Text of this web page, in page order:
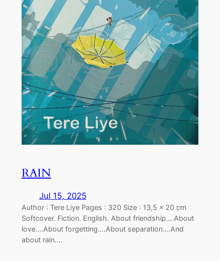
RAIN
Jul 15, 2025
Author : Tere Liye Pages : 320 Size : 13,5 x 20 cm
Softcover. Fiction. English. About friendship….About
love….About forgetting….About separation….And
about rain….